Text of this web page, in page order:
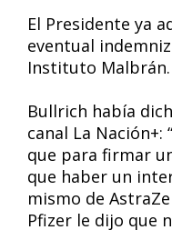
El Presidente ya
eventual
Instituto Malbrán.
Bullrich había
canal La Nación+:
que para firmar
que haber un
mismo de
Pfizer le dijo que